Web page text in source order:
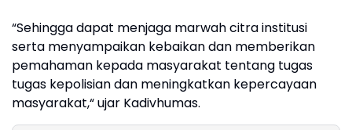
“Sehingga dapat menjaga marwah citra institusi
serta menyampaikan kebaikan dan memberikan
pemahaman kepada masyarakat tentang tugas
tugas kepolisian dan meningkatkan kepercayaan
masyarakat,“ ujar Kadivhumas.